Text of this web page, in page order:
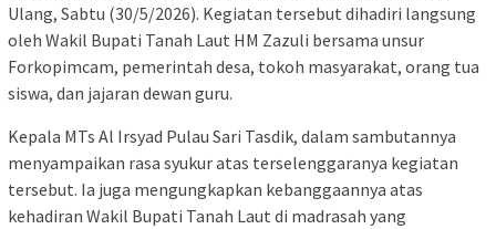
Ulang, Sabtu (30/5/2026). Kegiatan tersebut dihadiri langsung
oleh Wakil Bupati Tanah Laut HM Zazuli bersama unsur
Forkopimcam, pemerintah desa, tokoh masyarakat, orang tua
siswa, dan jajaran dewan guru.
Kepala MTs Al Irsyad Pulau Sari Tasdik, dalam sambutannya
menyampaikan rasa syukur atas terselenggaranya kegiatan
tersebut. Ia juga mengungkapkan kebanggaannya atas
kehadiran Wakil Bupati Tanah Laut di madrasah yang